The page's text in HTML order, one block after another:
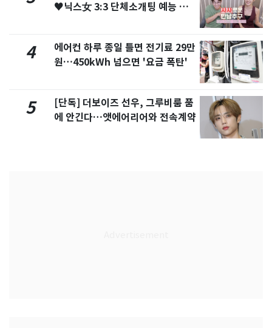
♥닉스女 3:3 단체소개팅 예능 화
4
에어컨 하루 종일 틀면 전기료 29만
원…450kWh 넘으면 '요금 폭탄'
5
[단독] 더보이즈 선우, 그루비룸 품
에 안긴다…앳에어리어와 전속계약